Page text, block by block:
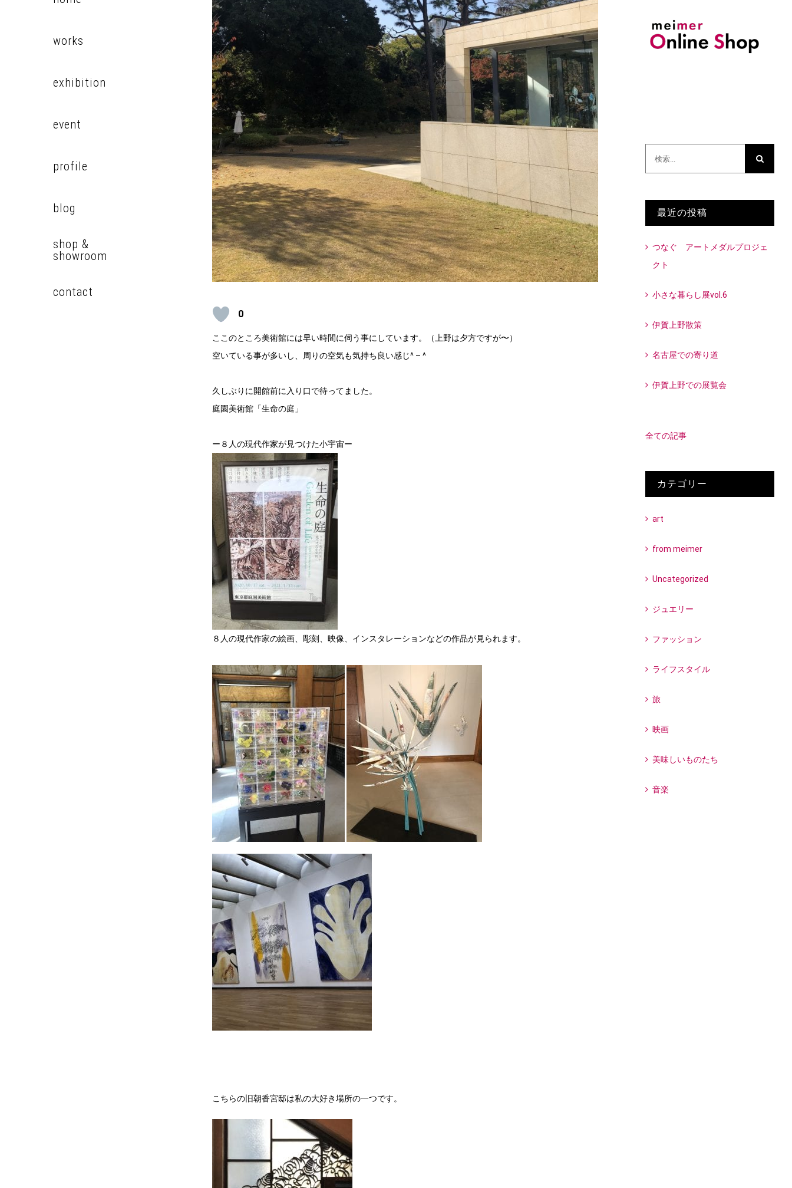
works
exhibition
event
profile
blog
shop &
showroom
contact
0
ここのところ美術館には早い時間に伺う事にしています。（上野は夕方ですが〜）
空いている事が多いし、周りの空気も気持ち良い感じ^ – ^
久しぶりに開館前に入り口で待ってました。
庭園美術館「生命の庭」
ー８人の現代作家が見つけた小宇宙ー
８人の現代作家の絵画、彫刻、映像、インスタレーションなどの作品が見られます。
こちらの旧朝香宮邸は私の大好き場所の一つです。
最近の投稿
つなぐ アートメダルプロジェ
クト
小さな暮らし展vol.6
伊賀上野散策
名古屋での寄り道
伊賀上野での展覧会
全ての記事
カテゴリー
art
from meimer
Uncategorized
ジュエリー
ファッション
ライフスタイル
旅
映画
美味しいものたち
音楽